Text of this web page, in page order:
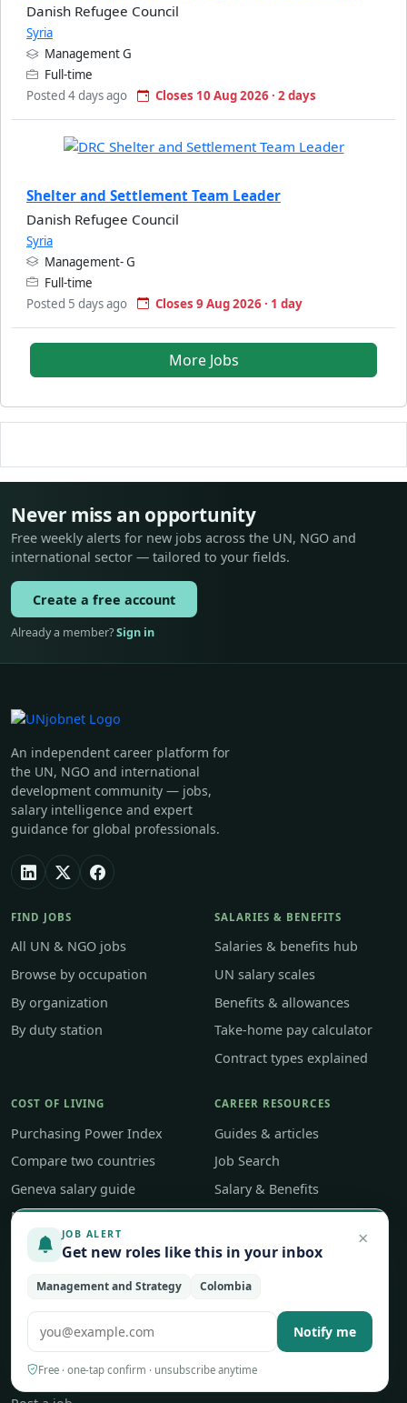
Danish Refugee Council
Syria
Management G
Full-time
Posted 4 days ago
Closes 10 Aug 2026 · 2 days
Shelter and Settlement Team Leader
Danish Refugee Council
Syria
Management- G
Full-time
Posted 5 days ago
Closes 9 Aug 2026 · 1 day
More Jobs
JOB ALERT
Get new roles like this in your inbox
×
Management and Strategy Colombia
Notify me
Free · one-tap confirm · unsubscribe anytime
Never miss an opportunity
Free weekly alerts for new jobs across the UN, NGO and
international sector — tailored to your fields.
Create a free account
Already a member?Sign in
An independent career platform for
the UN, NGO and international
development community — jobs,
salary intelligence and expert
guidance for global professionals.
FIND JOBS
All UN & NGO jobs
Browse by occupation
By organization
By duty station
SALARIES & BENEFITS
Salaries & benefits hub
UN salary scales
Benefits & allowances
Take-home pay calculator
Contract types explained
COST OF LIVING
Purchasing Power Index
Compare two countries
Geneva salary guide
New York salary guide
CAREER RESOURCES
Guides & articles
Job Search
Salary & Benefits
Career Development
Career Tools
ABOUT
About UNjobnet
Our editorial approach
Contact & feedback